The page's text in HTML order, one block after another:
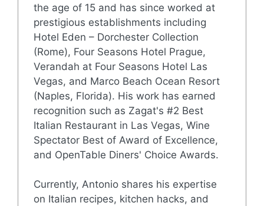
the age of 15 and has since worked at
prestigious establishments including
Hotel Eden – Dorchester Collection
(Rome), Four Seasons Hotel Prague,
Verandah at Four Seasons Hotel Las
Vegas, and Marco Beach Ocean Resort
(Naples, Florida). His work has earned
recognition such as Zagat's #2 Best
Italian Restaurant in Las Vegas, Wine
Spectator Best of Award of Excellence,
and OpenTable Diners' Choice Awards.
Currently, Antonio shares his expertise
on Italian recipes, kitchen hacks, and